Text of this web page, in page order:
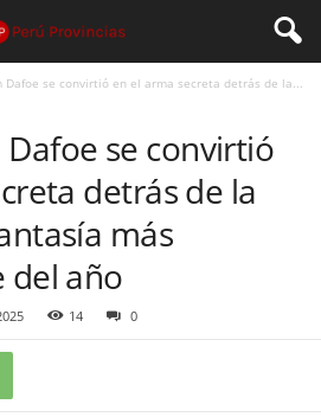
Dafoe se convirtió en el arma secreta detrás de la...
se convirtió
detrás de la
más
del año
14 0